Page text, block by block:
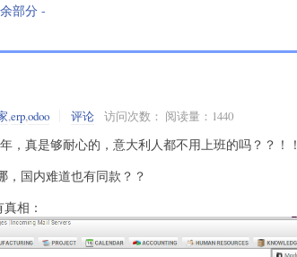
部分 -
,erp,odoo 评论 访问次数： 阅读量：1440
，真是够耐心的，意大利人都不用上班的吗？？！！
，国内难道也有同款？？
相：